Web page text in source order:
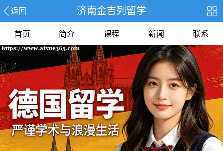
返回 济南金吉列留学
首页 简介 课程 新闻 联系